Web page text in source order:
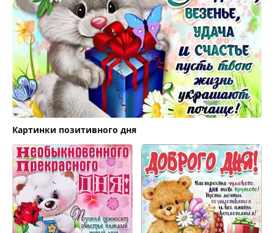
Картинки позитивного дня